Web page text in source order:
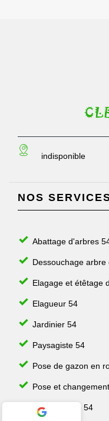
indisponible
NOS
Abattage d'arbres
Dessouchage arbre
Elagage et étêtage
Elagueur 54
Jardinier 54
Paysagiste 54
Pose de gazon en
Pose et
Taille de haie 54